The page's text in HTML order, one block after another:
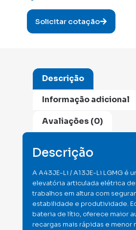
Solicitar cotação
Descrição
Informação adicional
Avaliações (0)
Descrição
A A43JE-Li / A13JE-Li LGMG é
elevatória articulada elétrica
trabalhos em altura com
estabilidade e produtividade.
bateria de lítio, oferece maior
recargas mais rápidas e menor